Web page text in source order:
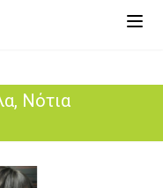
Νότια